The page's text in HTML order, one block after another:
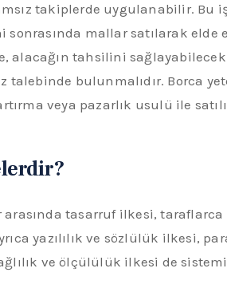
takiplerde uygulanabilir. Bu
mallar satılarak elde
alacağın tahsilini
bulunmalıdır. Borca
veya pazarlık usulü ile
tasarruf ilkesi,
yazılılık ve sözlülük ilkesi,
ve ölçülülük ilkesi de